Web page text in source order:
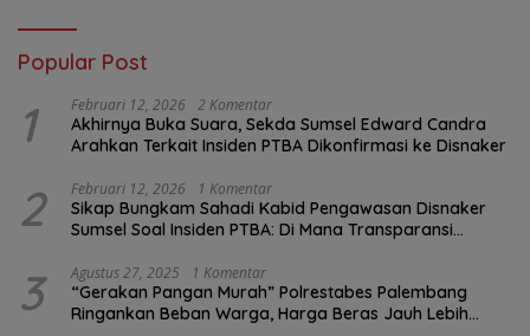
Popular Post
1 Februari 12, 2026 2 Komentar
Akhirnya Buka Suara, Sekda Sumsel Edward Candra
Arahkan Terkait Insiden PTBA Dikonfirmasi ke Disnaker
2 Februari 12, 2026 1 Komentar
Sikap Bungkam Sahadi Kabid Pengawasan Disnaker
Sumsel Soal Insiden PTBA: Di Mana Transparansi
3 Agustus 27, 2025 1 Komentar
“Gerakan Pangan Murah” Polrestabes Palembang
Ringankan Beban Warga, Harga Beras Jauh Lebih